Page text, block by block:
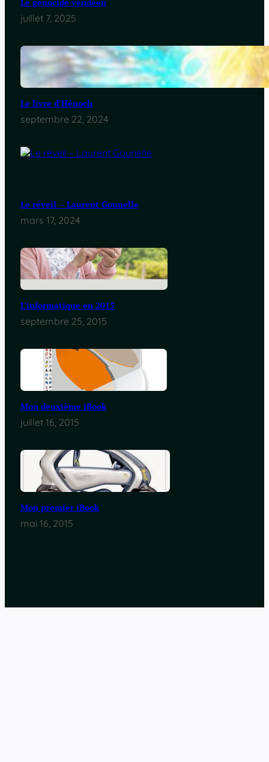
juillet 7, 2025
Le livre d’Hénoch
septembre 22, 2024
Le réveil – Laurent Gounelle
mars 17, 2024
L’informatique en 2015
septembre 25, 2015
Mon deuxième iBook
juillet 16, 2015
Mon premier iBook
mai 16, 2015